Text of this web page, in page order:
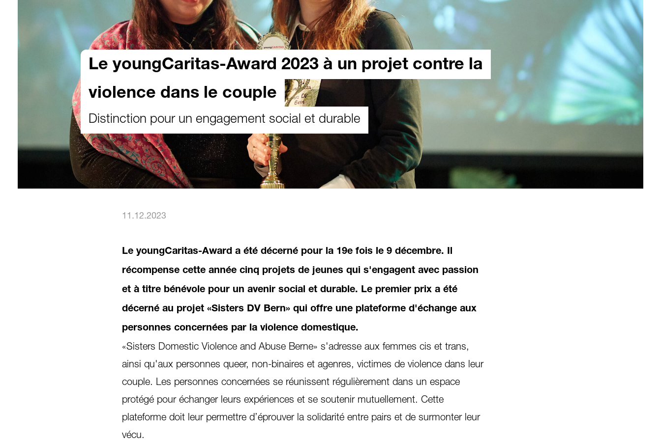
Le youngCaritas-Award 2023 à un projet contre la
violence dans le couple
Distinction pour un engagement social et durable
11.12.2023
Le youngCaritas-Award a été décerné pour la 19e fois le 9 décembre. Il
récompense cette année cinq projets de jeunes qui s'engagent avec passion
et à titre bénévole pour un avenir social et durable. Le premier prix a été
décerné au projet «Sisters DV Bern» qui offre une plateforme d'échange aux
personnes concernées par la violence domestique.
«Sisters Domestic Violence and Abuse Berne» s'adresse aux femmes cis et trans,
ainsi qu'aux personnes queer, non-binaires et agenres, victimes de violence dans leur
couple. Les personnes concernées se réunissent régulièrement dans un espace
protégé pour échanger leurs expériences et se soutenir mutuellement. Cette
plateforme doit leur permettre d’éprouver la solidarité entre pairs et de surmonter leur
vécu.